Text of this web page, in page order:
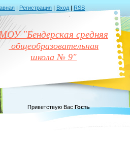
| Регистрация | Вход | RSS
"Бендерская средняя
общеобразовательная
школа № 9"
Приветствую Вас Гость